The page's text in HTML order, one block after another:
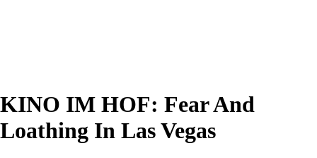
KINO IM HOF: Fear And
Loathing In Las Vegas